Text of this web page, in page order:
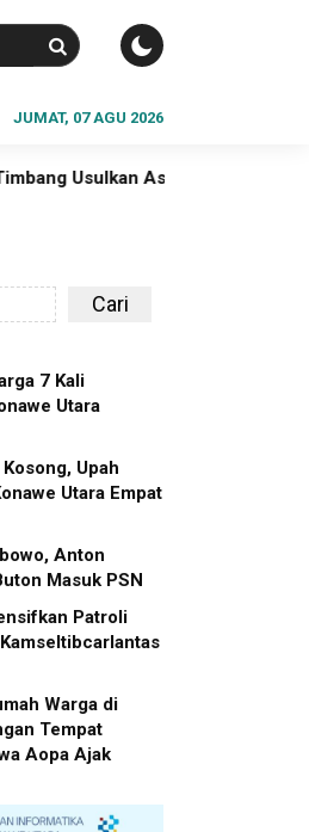
JUMAT, 07 AGU 2026
Masuk PSN
Cari
7 Kali
Utara
Upah
Utara Empat
Anton
Masuk PSN
Patroli
Warga di
Tempat
Aopa Ajak